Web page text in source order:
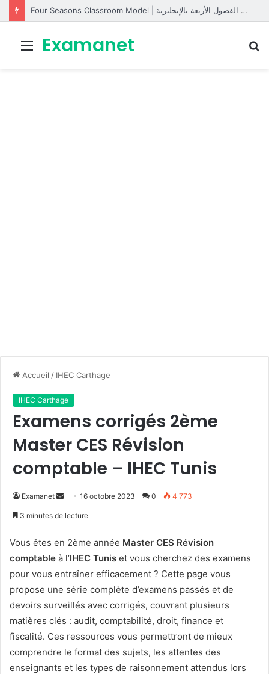
Four Seasons Classroom Model | مشروع تفاعلي لتعليم الفصول الأربعة بالإنجليزية
Menu
Examanet
Accueil / IHEC Carthage
IHEC Carthage
Examens corrigés 2ème
Master CES Révision
comptable – IHEC Tunis
Examanet
Envoyer16 octobre 2023 0 4 773
3 minutes de lecture
Vous êtes en 2ème année Master CES Révision
comptable à l’IHEC Tunis et vous cherchez des examens
pour vous entraîner efficacement ? Cette page vous
propose une série complète d’examens passés et de
devoirs surveillés avec corrigés, couvrant plusieurs
matières clés : audit, comptabilité, droit, finance et
fiscalité. Ces ressources vous permettront de mieux
comprendre le format des sujets, les attentes des
enseignants et les types de raisonnement attendus lors